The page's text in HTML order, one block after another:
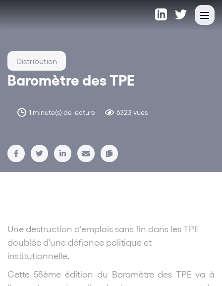
Baromètre des TPE
1 minute(s) de lecture 6323 vues
Distribution
Une destruction d’emplois sans fin dans les TPE
doublée d’une défiance politique et
institutionnelle.
Cette 58ème édition du Baromètre des TPE va à